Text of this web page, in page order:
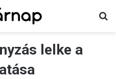
lelke a